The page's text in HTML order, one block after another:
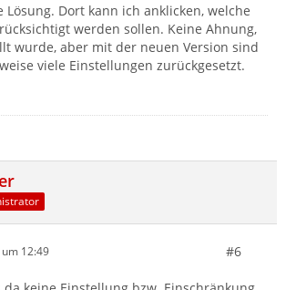
Lösung. Dort kann ich anklicken, welche
werden sollen. Keine Ahnung,
wurde, aber mit der neuen Version sind
viele Einstellungen zurückgesetzt.
12:49 #6